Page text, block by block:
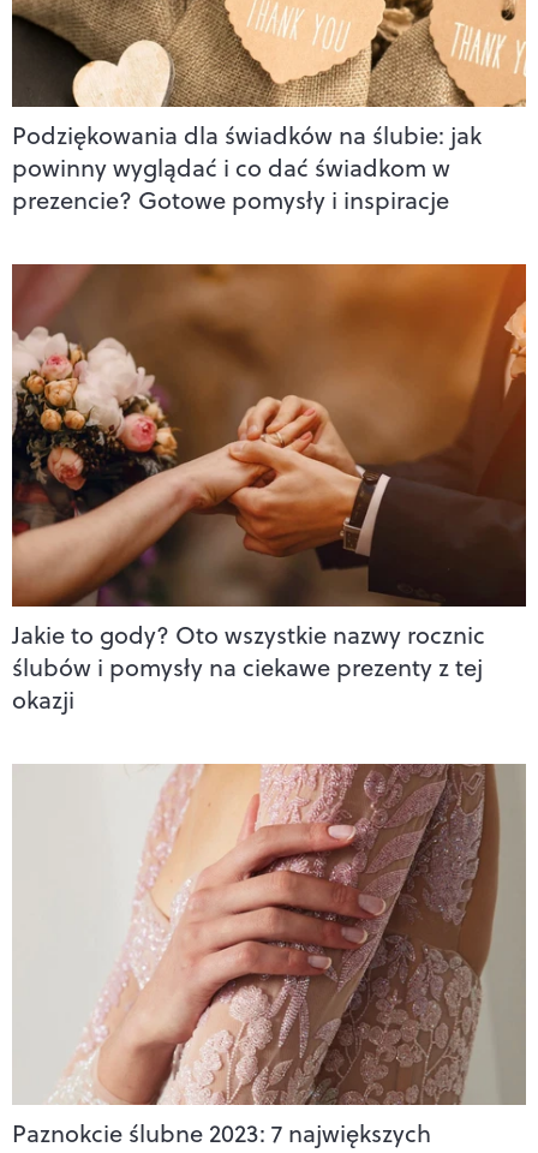
Podziękowania dla świadków na ślubie: jak
powinny wyglądać i co dać świadkom w
prezencie? Gotowe pomysły i inspiracje
Jakie to gody? Oto wszystkie nazwy rocznic
ślubów i pomysły na ciekawe prezenty z tej
okazji
Paznokcie ślubne 2023: 7 największych